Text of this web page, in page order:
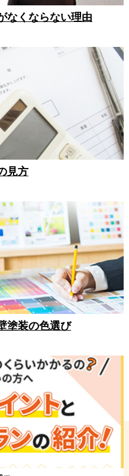
なくならない理由
見方
塗装の色選び